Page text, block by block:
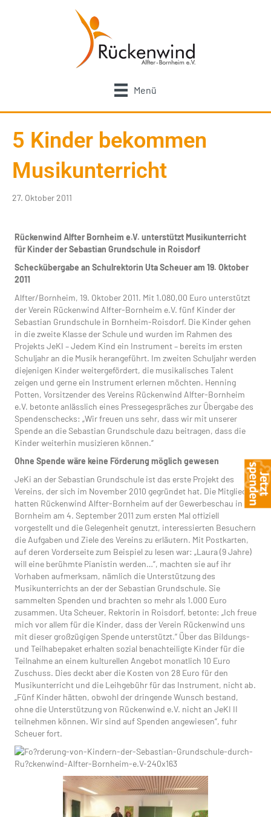
Menü
5 Kinder bekommen
Musikunterricht
27. Oktober 2011
Rückenwind Alfter Bornheim e.V. unterstützt Musikunterricht
für Kinder der Sebastian Grundschule in Roisdorf
Scheckübergabe an Schulrektorin Uta Scheuer am 19. Oktober
2011
Alfter/Bornheim, 19. Oktober 2011. Mit 1.080,00 Euro unterstützt
der Verein Rückenwind Alfter-Bornheim e.V. fünf Kinder der
Sebastian Grundschule in Bornheim-Roisdorf. Die Kinder gehen
in die zweite Klasse der Schule und wurden im Rahmen des
Projekts JeKI – Jedem Kind ein Instrument – bereits im ersten
Schuljahr an die Musik herangeführt. Im zweiten Schuljahr werden
diejenigen Kinder weitergefördert, die musikalisches Talent
zeigen und gerne ein Instrument erlernen möchten. Henning
Potten, Vorsitzender des Vereins Rückenwind Alfter-Bornheim
e.V. betonte anlässlich eines Pressegespräches zur Übergabe des
Spendenschecks: „Wir freuen uns sehr, dass wir mit unserer
Spende an die Sebastian Grundschule dazu beitragen, dass die
Kinder weiterhin musizieren können.“
Ohne Spende wäre keine Förderung möglich gewesen
JeKi an der Sebastian Grundschule ist das erste Projekt des
Vereins, der sich im November 2010 gegründet hat. Die Mitglieder
hatten Rückenwind Alfter-Bornheim auf der Gewerbeschau in
Bornheim am 4. September 2011 zum ersten Mal offiziell
vorgestellt und die Gelegenheit genutzt, interessierten Besuchern
die Aufgaben und Ziele des Vereins zu erläutern. Mit Postkarten,
auf deren Vorderseite zum Beispiel zu lesen war: „Laura (9 Jahre)
will eine berühmte Pianistin werden…“, machten sie auf ihr
Vorhaben aufmerksam, nämlich die Unterstützung des
Musikunterrichts an der der Sebastian Grundschule. Sie
sammelten Spenden und brachten so mehr als 1.000 Euro
zusammen. Uta Scheuer, Rektorin in Roisdorf, betonte: „Ich freue
mich vor allem für die Kinder, dass der Verein Rückenwind uns
mit dieser großzügigen Spende unterstützt.“ Über das Bildungs-
und Teilhabepaket erhalten sozial benachteiligte Kinder für die
Teilnahme an einem kulturellen Angebot monatlich 10 Euro
Zuschuss. Dies deckt aber die Kosten von 28 Euro für den
Musikunterricht und die Leihgebühr für das Instrument, nicht ab.
„Fünf Kinder hätten, obwohl der dringende Wunsch bestand,
ohne die Unterstützung von Rückenwind e.V. nicht an JeKI II
teilnehmen können. Wir sind auf Spenden angewiesen“, fuhr
Scheuer fort.